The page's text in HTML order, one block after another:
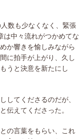
数も少なくなく、緊張
は中々流れがつかめてな
か響きを愉しみながら
に拍手が上がり、久し
うと決意を新たにし
してくださるのだが、
伝えてくださった。
の言葉をもらい、これ